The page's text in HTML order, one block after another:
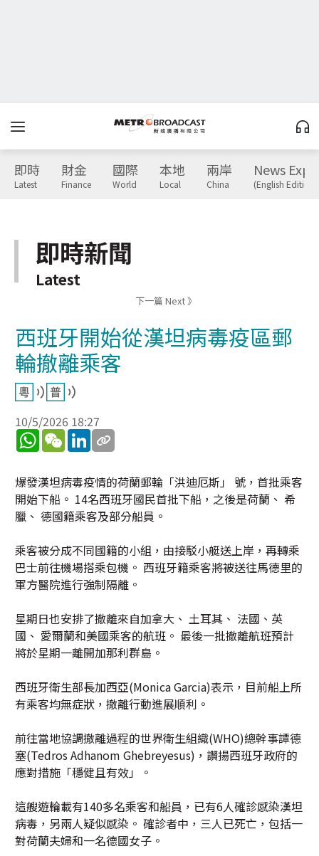
即時
Latest
財金
Finance
國際
World
本地
Local
兩岸
China
News
(English Edition)
即時新聞
Latest
下一篇 Next 》
西班牙開始從漢坦病毒疫區郵
輪撤離乘客
10/5/2026 18:27
WhatsApp
WeChatLinkedIn
爆發漢坦病毒疫情的荷蘭郵輪「洪迪厄斯」 號，首批乘客
開始下船。 14名西班牙國民首批下船，之後是荷蘭、 希
臘、 德國籍乘客及部分船員。
乘客被分成不同國籍的小組，由接駁小艇送上岸，再轉乘
巴士前往機場搭乘包機。 西班牙籍乘客將被送往馬德里的
軍方醫院進行強制隔離。
星期日也安排了撤離來自加拿大、 土耳其、 法國、英
國、 愛爾蘭和美國乘客的航班。 最後一批撤離航班預計
將於星期一離開加那利群島。
西班牙衛生部長加西亞(Monica Garcia)表示，目前船上所
有乘客均無症狀，撤離行動進展順利。
前往當地協調撤離過程的世界衛生組織(WHO)總幹事譚德
塞(Tedros Adhanom Ghebreyesus)，讚揚西班牙政府的
應對措施「穩健且有效」。
這艘遊輪載有140多名乘客和船員，已有6人確診感染漢坦
病毒，另兩人疑似感染。 確診者中，三人已死亡，包括一
對荷蘭夫婦和一名德國女子。